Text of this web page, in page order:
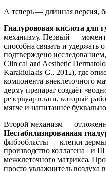
А теперь — длинная версия,
Гиалуроновая кислота для
механизму. Первый —
способна связать и удержать
подтверждено
Clinical and Aesthetic
Karakiulakis G., 2012), где
компонента внеклеточного
дерму препарат создаёт
резервуар влаги, который
мягче и напитаннее
Второй механизм —
Нестабилизированная
фибробласты — клетки
производство коллагена I и
межклеточного матрикса.
просто увлажнитель воздуха